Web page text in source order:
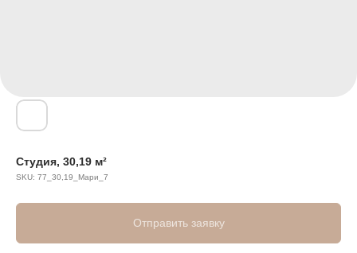
Студия, 30,19 м²
SKU: 77_30,19_Мари_7
Отправить заявку